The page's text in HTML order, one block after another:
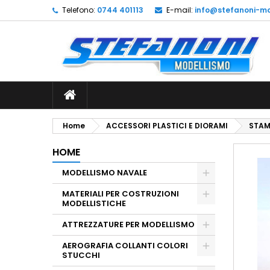
Telefono: 0744 401113 E-mail: info@stefanoni-
Home ACCESSORI PLASTICI E DIORAMI
HOME
MODELLISMO NAVALE
MATERIALI PER COSTRUZIONI
MODELLISTICHE
ATTREZZATURE PER MODELLISMO
AEROGRAFIA COLLANTI COLORI
STUCCHI